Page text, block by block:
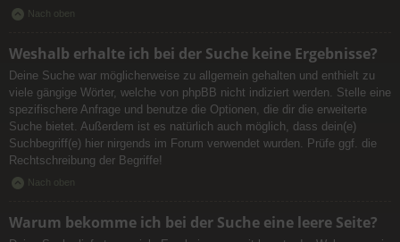
Nach oben
Weshalb erhalte ich bei der Suche keine Ergebnisse?
Deine Suche war möglicherweise zu allgemein gehalten und enthielt zu
viele gängige Wörter, welche von phpBB nicht indiziert werden. Stelle eine
spezifischere Anfrage und benutze die Optionen, die dir die erweiterte
Suche bietet. Außerdem ist es natürlich auch möglich, dass dein(e)
Suchbegriff(e) hier nirgends im Forum verwendet wurden. Prüfe ggf. die
Rechtschreibung der Begriffe!
Nach oben
Warum bekomme ich bei der Suche eine leere Seite?